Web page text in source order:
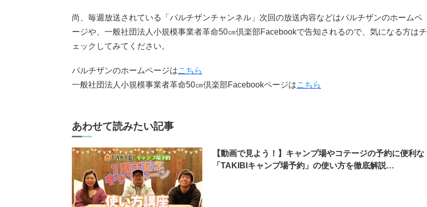
尚、毎週放送されている「パルチザンチャンネル」次回の放送内容などはパルチザンのホームペ
ージや、一般社団法人小規模事業者革命50㎝倶楽部Facebookで告知されるので、気になる方はチ
ェックしてみてください。
パルチザンのホームページはこちら
一般社団法人小規模事業者革命50㎝倶楽部Facebookページはこちら
あわせて読みたい記事
【動画で見よう！】キャンプ場やコテージの予約に便利な
「TAKIBIキャンプ場予約」の使い方を徹底解説…